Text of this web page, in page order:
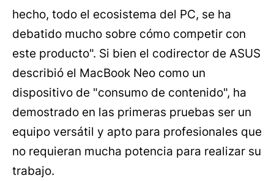
hecho, todo el ecosistema del PC, se ha
debatido mucho sobre cómo competir con
este producto". Si bien el codirector de ASUS
describió el MacBook Neo como un
dispositivo de "consumo de contenido", ha
demostrado en las primeras pruebas ser un
equipo versátil y apto para profesionales que
no requieran mucha potencia para realizar su
trabajo.